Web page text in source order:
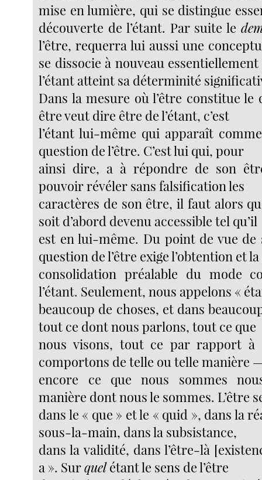
mise en lumière, qui se distingue
découverte de l’étant. Par suite le
l’être, requerra lui aussi une
se dissocie à nouveau
l’étant atteint sa déterminité
Dans la mesure où l’être constitue le
être veut dire être de l’étant, c’est
l’étant lui-même qui apparaît
question de l’être. C’est lui qui, pour
ainsi dire, a à répondre de son
pouvoir révéler sans falsification les
caractères de son être, il faut alors
soit d’abord devenu accessible tel qu’il
est en lui-même. Du point de vue de
question de l’être exige l’obtention et la
consolidation préalable du mode
l’étant. Seulement, nous appelons «
beaucoup de choses, et dans
tout ce dont nous parlons, tout ce que
nous visons, tout ce par rapport à
comportons de telle ou telle manière
encore ce que nous sommes
manière dont nous le sommes. L’être
dans le « que » et le « quid », dans la
sous-la-main, dans la subsistance,
dans la validité, dans l’être-là
a ». Surquelétant le sens de l’être